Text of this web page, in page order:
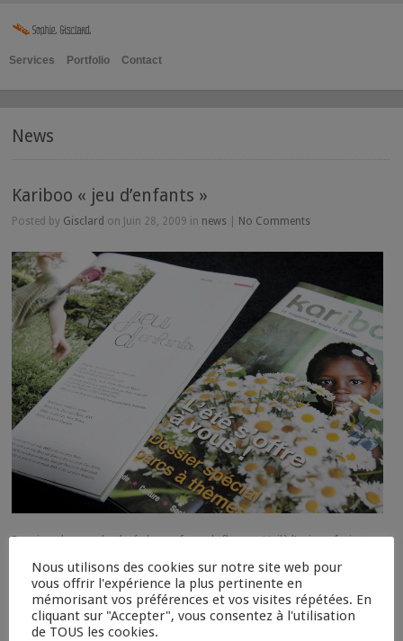
Services Portfolio Contact
News
Kariboo « jeu d’enfants »
Posted by Gisclard on Juin 28, 2009 in news No Comments
Des rires de cour de récré, des parfums de fleurs… Voilà l’univers frais et
Style : Sö & Caro Picaro.
Nous utilisons des cookies sur notre site web pour
vous offrir l'expérience la plus pertinente en
mémorisant vos préférences et vos visites répétées. En
cliquant sur "Accepter", vous consentez à l'utilisation
de TOUS les cookies.